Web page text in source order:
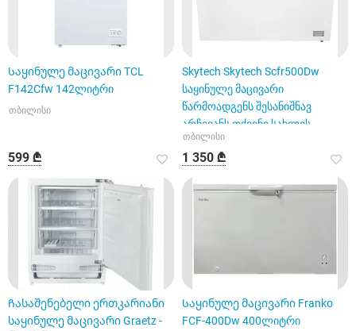
Საყინულე მაცივარი TCL
F142Cfw 142ლიტრი
თბილისი
599 ₾
Skytech Skytech Scfr500Dw
საყინულე მაცივარი
წარმოადგენს შესანიშნავ
არჩევანს თქვენი სახლის
ტექნიკის გ
თბილისი
1 350 ₾
Ჩასაშენებელი ერთკარიანი
საყინულე მაცივარი Graetz -
Საყინულე მაცივარი Franko
FCF-400Dw 400ლიტრი